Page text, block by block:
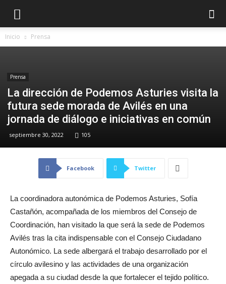
Inicio Prensa
Prensa
La dirección de Podemos Asturies visita la
futura sede morada de Avilés en una
jornada de diálogo e iniciativas en común
septiembre 30, 2022 105
Facebook Twitter
La coordinadora autonómica de Podemos Asturies, Sofía
Castañón, acompañada de los miembros del Consejo de
Coordinación, han visitado la que será la sede de Podemos
Avilés tras la cita indispensable con el Consejo Ciudadano
Autonómico. La sede albergará el trabajo desarrollado por el
círculo avilesino y las actividades de una organización
apegada a su ciudad desde la que fortalecer el tejido político.